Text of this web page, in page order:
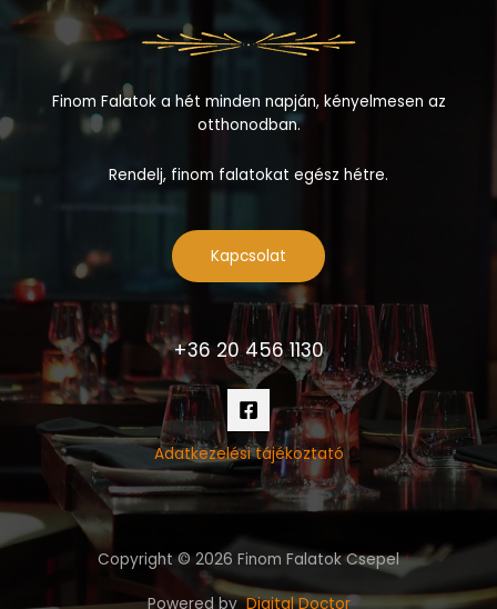
Finom Falatok a hét minden napján, kényelmesen az
otthonodban.
Rendelj, finom falatokat egész hétre.
Kapcsolat
+36 20 456 1130
Adatkezelési tájékoztató
Copyright © 2026 Finom Falatok Csepel
Powered byDigital Doctor